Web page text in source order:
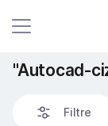
"Autocad-
Filtre